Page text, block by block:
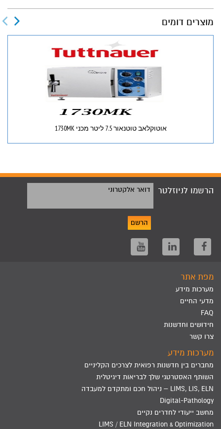
מוצרים דומים
אוטוקלאב טוטנאור 7.5 ליטר מכני 1730MK
הרשמו לניוזלטר דואר אלקטרוני
הרשם
מפת אתר
מערכות מידע
מדעי החיים
FAQ
חידושים וחדשנות
צרו קשר
מערכות מידע
מחברים בין חדשנות רפואית לצרכים הקליניים
השותף האסטרטגי שלך לבריאות דיגיטלית
LIMS, LIS, ELN – ניהול חכם ומתקדם למעבדה
Digital-Pathology
מחשב ייעודי לחדרים נקיים
LIMS / ELN Integration & Optimization